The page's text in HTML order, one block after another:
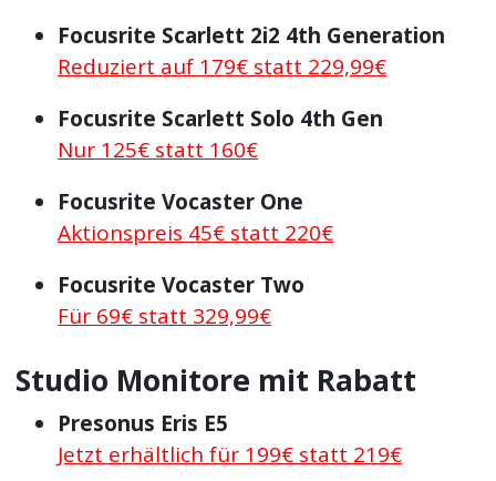
Focusrite Scarlett 2i2 4th Generation
Reduziert auf 179€ statt 229,99€
Focusrite Scarlett Solo 4th Gen
Nur 125€ statt 160€
Focusrite Vocaster One
Aktionspreis 45€ statt 220€
Focusrite Vocaster Two
Für 69€ statt 329,99€
Studio Monitore mit Rabatt
Presonus Eris E5
Jetzt erhältlich für 199€ statt 219€